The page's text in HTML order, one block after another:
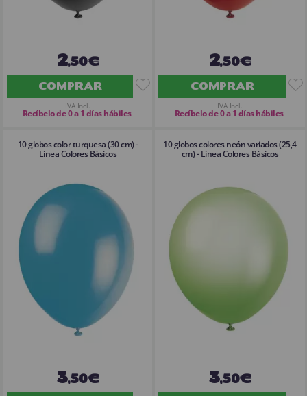
2,50€
COMPRAR
IVA Incl.
Recíbelo de 0 a 1 días hábiles
2,50€
COMPRAR
IVA Incl.
Recíbelo de 0 a 1 días hábiles
10 globos color turquesa (30 cm) -
Línea Colores Básicos
3,50€
10 globos colores neón variados (25,4
cm) - Línea Colores Básicos
3,50€